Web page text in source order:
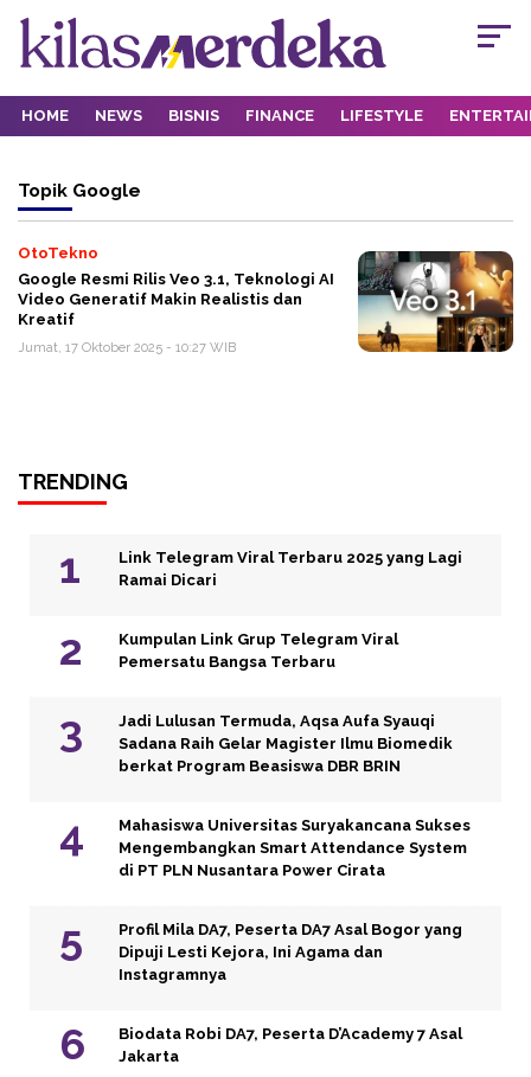
HOME NEWS BISNIS FINANCE LIFESTYLE
Topik Google
OtoTekno
Google Resmi Rilis Veo 3.1, Teknologi AI
Video Generatif Makin Realistis dan
Kreatif
Jumat, 17 Oktober 2025 - 10:27 WIB
TRENDING
Link Telegram Viral Terbaru 2025 yang Lagi
Ramai Dicari
Kumpulan Link Grup Telegram Viral
Pemersatu Bangsa Terbaru
Jadi Lulusan Termuda, Aqsa Aufa Syauqi
Sadana Raih Gelar Magister Ilmu Biomedik
berkat Program Beasiswa DBR BRIN
Mahasiswa Universitas Suryakancana Sukses
Mengembangkan Smart Attendance System
di PT PLN Nusantara Power Cirata
Profil Mila DA7, Peserta DA7 Asal Bogor yang
Dipuji Lesti Kejora, Ini Agama dan
Instagramnya
Biodata Robi DA7, Peserta D’Academy 7 Asal
Jakarta